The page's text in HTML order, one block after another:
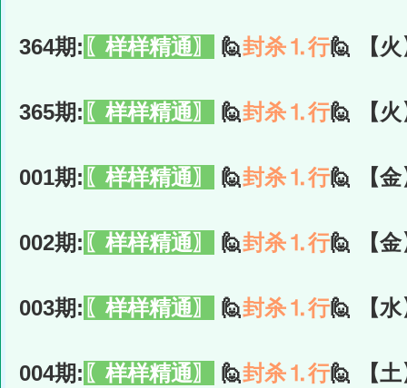
364期: 〖样样精通〗 🙋封杀⒈行🙋 【
365期: 〖样样精通〗 🙋封杀⒈行🙋 【
001期: 〖样样精通〗 🙋封杀⒈行🙋 【
002期: 〖样样精通〗 🙋封杀⒈行🙋 【
003期: 〖样样精通〗 🙋封杀⒈行🙋 【
004期: 〖样样精通〗 🙋封杀⒈行🙋 【